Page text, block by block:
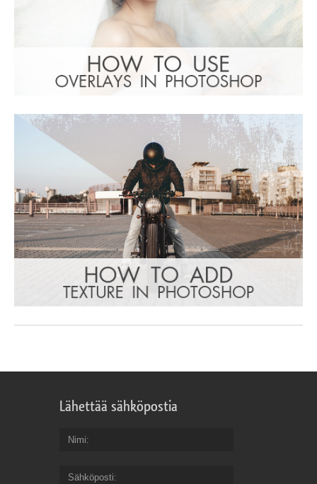
Lähettää sähköpostia
Nimi
Sähköposti